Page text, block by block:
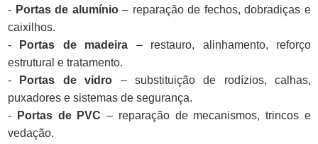
- Portas de alumínio– reparação de fechos, dobradiças e
caixilhos.
-
Portas de madeira – restauro, alinhamento, reforço
estrutural e tratamento.
-
Portas de vidro – substituição de rodízios, calhas,
puxadores e sistemas de segurança.
-
Portas de PVC – reparação de mecanismos, trincos e
vedação.